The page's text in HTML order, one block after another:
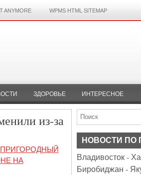
ANYMORE WPMS HTML SITEMAP
ЗДОРОВЬЕ ИНТЕРЕСНОЕ
из-за
ПРИГОРОДНЫЙ
НА
НОВОСТИ ПО
Владивосток-
Биробиджан -